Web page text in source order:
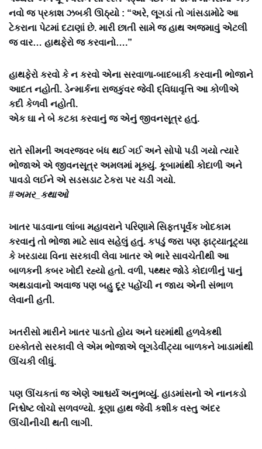
નવો જ પ્રકાશ ઝબકી ઊઠ્યો : “અરે, લૂગડાં તો ગાંસડામોઢે આ
ટેકરાના પેટમાં દટાણાં છે. મારી છાતી સામે જ હાથ અજમાવું એટલી
જ વાર… હાથફેરો જ કરવાનો….”
હાથફેરો કરવો કે ન કરવો એના સરવાળા-બાદબાકી કરવાની ભોજાને
આદત નહોતી. ડેન્માર્કના રાજકુંવર જેવી દ્વિધાવૃત્તિ આ કોળીએ
કદી કેળવી નહોતી.
એક ઘા ને બે કટકા કરવાનું જ એનું જીવનસૂત્ર હતું.
રાતે સીમની અવરજવર બંધ થઈ ગઈ અને સોપો પડી ગયો ત્યારે
ભોજાએ એ જીવનસૂત્ર અમલમાં મૂક્યું. કૂબામાંથી કોદાળી અને
પાવડો લઈને એ સડસડાટ ટેકરા પર ચડી ગયો.
#અમર_કથાઓ
ખાતર પાડવાના લાંબા મહાવરાને પરિણામે સિફતપૂર્વક ખોદકામ
કરવાનું તો ભોજા માટે સાવ સહેલું હતું. કપડું જરા પણ ફાટ્યાતૂટ્યા
કે ખરડાયા વિના સરકાવી લેવા ખાતર એ ભારે સાવચેતીથી આ
બાળકની કબર ખોદી રહ્યો હતો. વળી, પથ્થર જોડે કોદાળીનું પાનું
અથડાવાનો અવાજ પણ બહુ દૂર પહોંચી ન જાય એની સંભાળ
લેવાની હતી.
ખતરીસો મારીને ખાતર પાડતો હોય અને ઘરમાંથી હળવેકથી
ઇસ્કોતરો સરકાવી લે એમ ભોજાએ લૂગડેવીંટ્યા બાળકને ખાડામાંથી
ઊંચકી લીધું.
પણ ઊંચકતાં જ એણે આશ્ચર્ય અનુભવ્યું. હાડમાંસનો એ નાનકડો
નિશ્ચેષ્ટ લોચો સળવળ્યો. કૂણા હાથ જેવી કશીક વસ્તુ અંદર
ઊંચીનીચી થતી લાગી.